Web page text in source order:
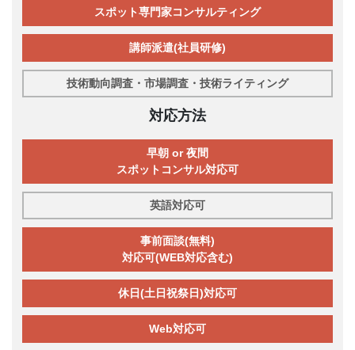
スポット専門家コンサルティング
講師派遣(社員研修)
技術動向調査・市場調査・技術ライティング
対応方法
早朝 or 夜間
スポットコンサル対応可
英語対応可
事前面談(無料)
対応可(WEB対応含む)
休日(土日祝祭日)対応可
Web対応可